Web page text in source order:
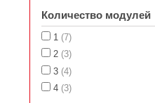
Количество модулей
1 (7)
2 (3)
3 (4)
4 (3)